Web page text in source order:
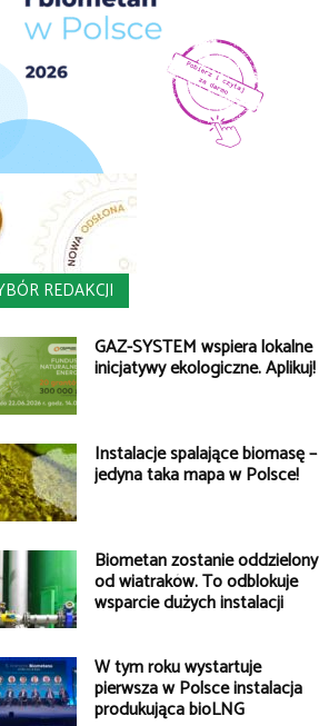
REDAKCJI
GAZ-SYSTEM wspiera lokalne
inicjatywy ekologiczne. Aplikuj!
Instalacje spalające biomasę –
jedyna taka mapa w Polsce!
Biometan zostanie oddzielony
od wiatraków. To odblokuje
wsparcie dużych instalacji
W tym roku wystartuje
pierwsza w Polsce instalacja
produkująca bioLNG